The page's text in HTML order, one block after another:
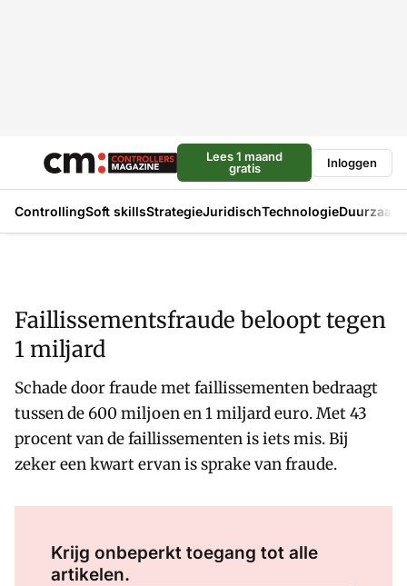
Lees 1 maand
gratis
Inloggen
ControllingSoft skillsStrategieJuridischTechnologie
Faillissementsfraude beloopt tegen
1 miljard
Schade door fraude met faillissementen bedraagt
tussen de 600 miljoen en 1 miljard euro. Met 43
procent van de faillissementen is iets mis. Bij
zeker een kwart ervan is sprake van fraude.
Krijg onbeperkt toegang tot alle
artikelen.